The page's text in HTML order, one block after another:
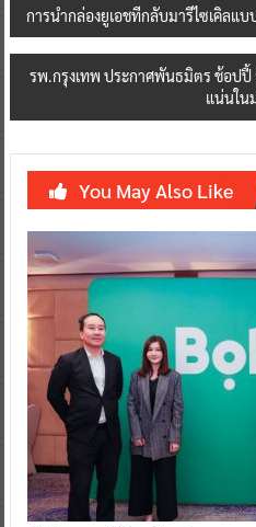
navigation
การนำกล่องยูเอชทีกลับมารีไซเคิลแบ
รพ.กรุงเทพ ประกาศพันธมิตร ช้อป
แน่นใน
You May Also Like